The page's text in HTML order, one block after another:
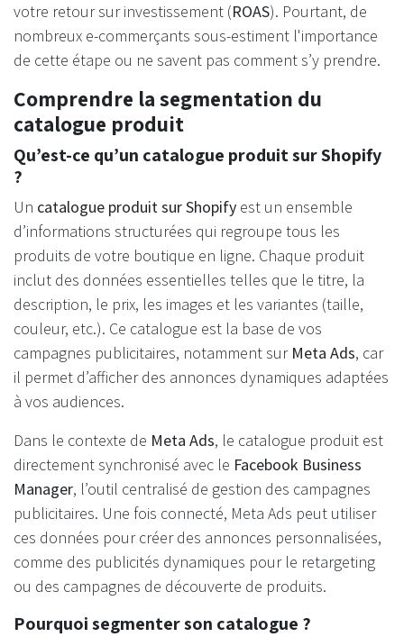
votre retour sur investissement (ROAS). Pourtant, de
nombreux e-commerçants sous-estiment l'importance
de cette étape ou ne savent pas comment s’y prendre.
Comprendre la segmentation du
catalogue produit
Qu’est-ce qu’un catalogue produit sur Shopify
?
Un catalogue produit sur Shopify est un ensemble
d’informations structurées qui regroupe tous les
produits de votre boutique en ligne. Chaque produit
inclut des données essentielles telles que le titre, la
description, le prix, les images et les variantes (taille,
couleur, etc.). Ce catalogue est la base de vos
campagnes publicitaires, notamment sur Meta Ads, car
il permet d’afficher des annonces dynamiques adaptées
à vos audiences.
Dans le contexte de Meta Ads, le catalogue produit est
directement synchronisé avec le Facebook Business
Manager, l’outil centralisé de gestion des campagnes
publicitaires. Une fois connecté, Meta Ads peut utiliser
ces données pour créer des annonces personnalisées,
comme des publicités dynamiques pour le retargeting
ou des campagnes de découverte de produits.
Pourquoi segmenter son catalogue ?